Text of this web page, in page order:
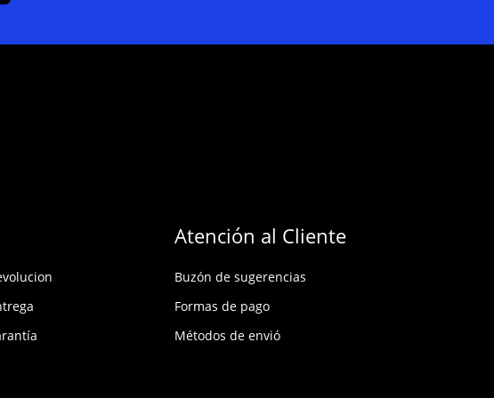
Atención al Cliente
Buzón de sugerencias
Formas de pago
Métodos de envió